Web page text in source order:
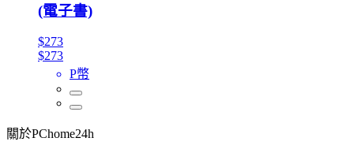
(電子書)
$273
$273
P幣
關於PChome24h